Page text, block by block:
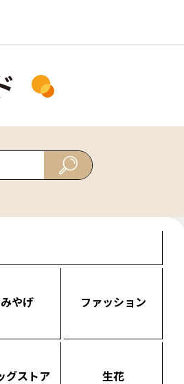
やげ ファッション
グストア 生花